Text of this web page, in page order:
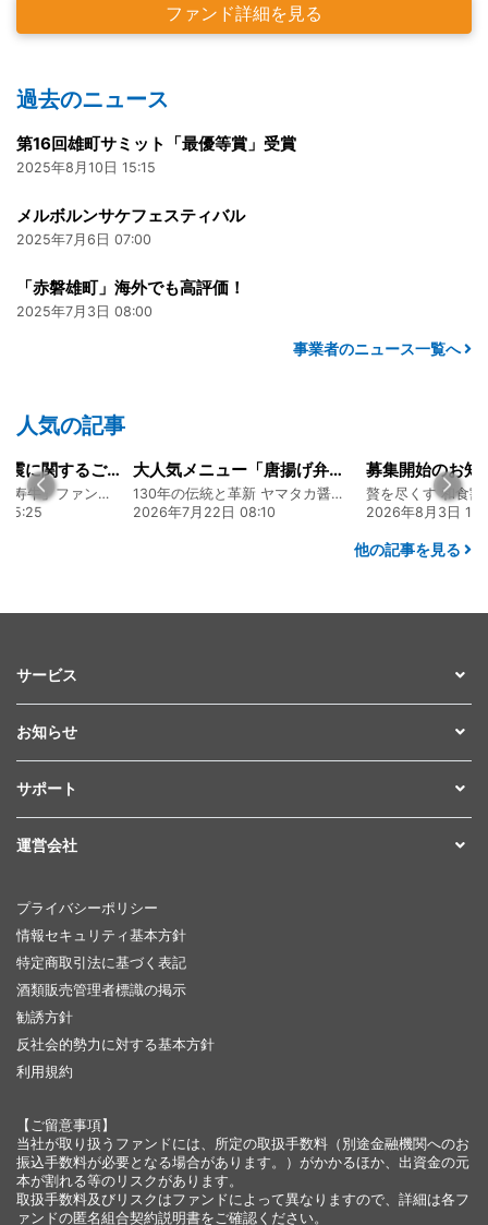
ファンド詳細を見る
過去のニュース
第16回雄町サミット「最優等賞」受賞
2025年8月10日 15:15
メルボルンサケフェスティバル
2025年7月6日 07:00
「赤磐雄町」海外でも高評価！
2025年7月3日 08:00
事業者のニュース一覧へ
人気の記事
大人気メニュー「唐揚げ弁当」のレシピをご紹介します！
130年の伝統と革新 ヤマタカ醤油ファンド
08:10
募集開始のお知らせ
贅を尽くす 和食割烹明徳ファンド
2026年8月3日 16:48
2026年8月5日
他の記事を見る
サービス
お知らせ
サポート
運営会社
プライバシーポリシー
情報セキュリティ基本方針
特定商取引法に基づく表記
酒類販売管理者標識の掲示
勧誘方針
反社会的勢力に対する基本方針
利用規約
【ご留意事項】
当社が取り扱うファンドには、所定の取扱手数料（別途金融機関へのお
振込手数料が必要となる場合があります。）がかかるほか、出資金の元
本が割れる等のリスクがあります。
取扱手数料及びリスクはファンドによって異なりますので、詳細は各フ
ァンドの匿名組合契約説明書をご確認ください。